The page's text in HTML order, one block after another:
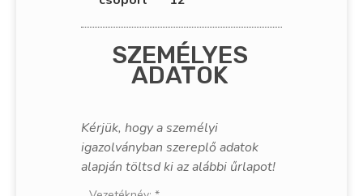
SZEMÉLYES
ADATOK
Kérjük, hogy a személyi
igazolványban szereplő adatok
alapján töltsd ki az alábbi űrlapot!